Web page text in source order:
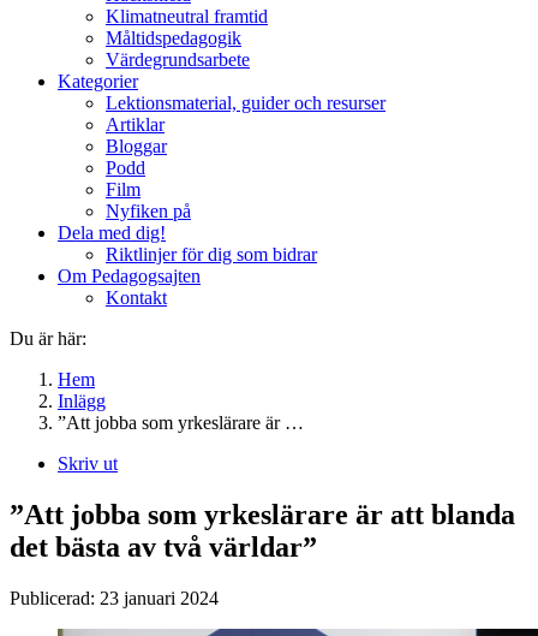
Klimatneutral framtid
Måltidspedagogik
Värdegrundsarbete
Kategorier
Lektionsmaterial, guider och resurser
Artiklar
Bloggar
Podd
Film
Nyfiken på
Dela med dig!
Riktlinjer för dig som bidrar
Om Pedagogsajten
Kontakt
Du är här:
Hem
Inlägg
”Att jobba som yrkeslärare är …
Skriv ut
”Att jobba som yrkeslärare är att blanda
det bästa av två världar”
Publicerad: 23 januari 2024